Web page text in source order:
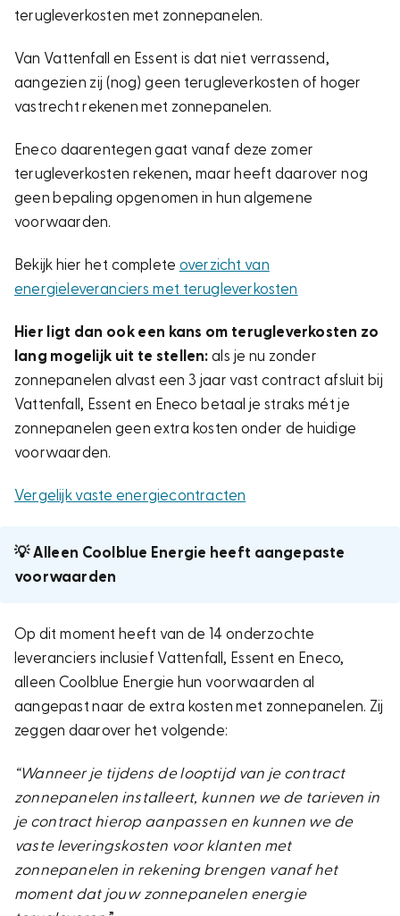
terugleverkosten met zonnepanelen.
Van Vattenfall en Essent is dat niet verrassend,
aangezien zij (nog) geen terugleverkosten of hoger
vastrecht rekenen met zonnepanelen.
Eneco daarentegen gaat vanaf deze zomer
terugleverkosten rekenen, maar heeft daarover nog
geen bepaling opgenomen in hun algemene
voorwaarden.
Bekijk hier het complete overzicht van
energieleveranciers met terugleverkosten
Hier ligt dan ook een kans om terugleverkosten zo
lang mogelijk uit te stellen:als je nu zonder
zonnepanelen alvast een 3 jaar vast contract afsluit bij
Vattenfall, Essent en Eneco betaal je straks mét je
zonnepanelen geen extra kosten onder de huidige
voorwaarden.
Vergelijk vaste energiecontracten
💡Alleen Coolblue Energie heeft aangepaste
voorwaarden
Op dit moment heeft van de 14 onderzochte
leveranciers inclusief Vattenfall, Essent en Eneco,
alleen Coolblue Energie hun voorwaarden al
aangepast naar de extra kosten met zonnepanelen. Zij
zeggen daarover het volgende:
“Wanneer je tijdens de looptijd van je contract
zonnepanelen installeert, kunnen we de tarieven in
je contract hierop aanpassen en kunnen we de
vaste leveringskosten voor klanten met
zonnepanelen in rekening brengen vanaf het
moment dat jouw zonnepanelen energie